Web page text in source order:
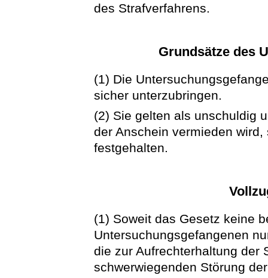
des Strafverfahrens.
Grundsätze des
(1) Die
sicher unterzubringen.
(2) Sie gelten als unschuldig
der Anschein vermieden
festgehalten.
(1) Soweit das Gesetz keine
Untersuchungsgefangenen
die zur Aufrechterhaltung der
schwerwiegenden Störung